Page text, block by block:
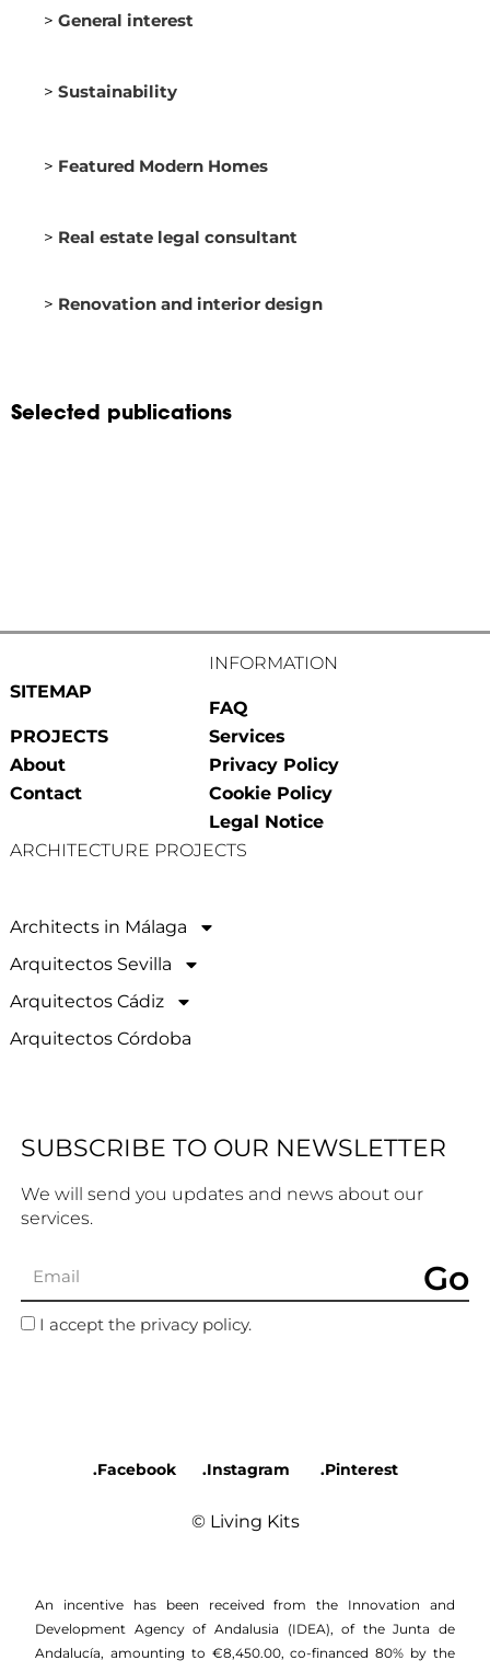
> General interest
> Sustainability
> Featured Modern Homes
> Real estate legal consultant
> Renovation and interior design
Selected publications
SITEMAP
PROJECTS
About
Contact
INFORMATION
FAQ
Services
Privacy Policy
Cookie Policy
Legal Notice
ARCHITECTURE PROJECTS
Architects in Málaga
Arquitectos Sevilla
Arquitectos Cádiz
Arquitectos Córdoba
SUBSCRIBE TO OUR NEWSLETTER
We will send you updates and news about our
services.
I accept the privacy policy.
Go
© Living Kits
.Facebook .Instagram .Pinterest
An incentive has been received from the Innovation and
Development Agency of Andalusia (IDEA), of the Junta de
Andalucía, amounting to €8,450.00, co-financed 80% by the